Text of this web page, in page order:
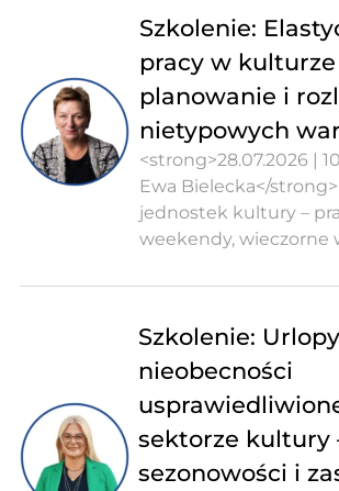
Szkolenie:
pracy w kulturze
planowanie i
nietypowych
<strong>28.07.2026 |
Ewa Bielecka</
jednostek kultury –
weekendy, wieczorne
Szkolenie:
nieobecności
sektorze kultury
sezonowości i